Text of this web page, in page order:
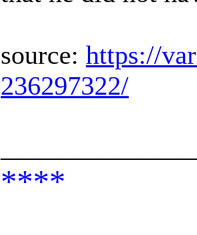
source: https://
236297322/
****